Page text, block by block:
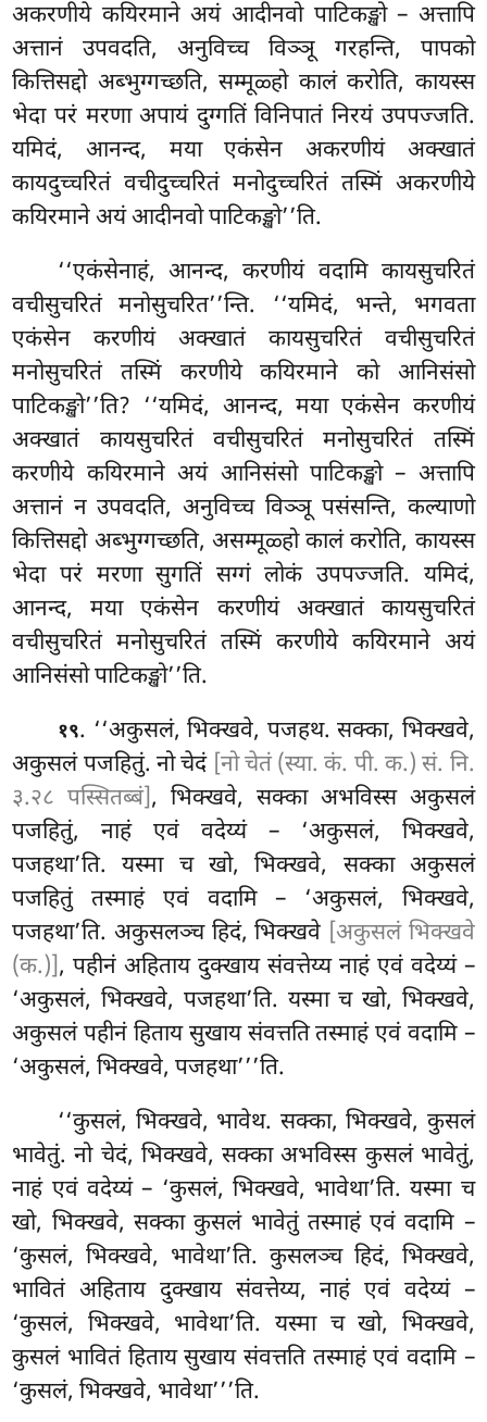
अकरणीये कयिरमाने अयं आदीनवो पाटिकङ्खो – अत्तापि
अत्तानं उपवदति, अनुविच्च विञ्ञू गरहन्ति, पापको
कित्तिसद्दो अब्भुग्गच्छति, सम्मूळ्हो कालं करोति, कायस्स
भेदा परं मरणा अपायं दुग्गतिं विनिपातं निरयं उपपज्जति.
यमिदं, आनन्द, मया एकंसेन अकरणीयं अक्खातं
कायदुच्चरितं वचीदुच्चरितं मनोदुच्चरितं तस्मिं अकरणीये
कयिरमाने अयं आदीनवो पाटिकङ्खो’’ति.
‘‘एकंसेनाहं, आनन्द, करणीयं वदामि कायसुचरितं
वचीसुचरितं मनोसुचरित’’न्ति. ‘‘यमिदं, भन्ते, भगवता
एकंसेन करणीयं अक्खातं कायसुचरितं वचीसुचरितं
मनोसुचरितं तस्मिं करणीये कयिरमाने को आनिसंसो
पाटिकङ्खो’’ति? ‘‘यमिदं, आनन्द, मया एकंसेन करणीयं
अक्खातं कायसुचरितं वचीसुचरितं मनोसुचरितं तस्मिं
करणीये कयिरमाने अयं आनिसंसो पाटिकङ्खो – अत्तापि
अत्तानं न उपवदति, अनुविच्च विञ्ञू पसंसन्ति, कल्याणो
कित्तिसद्दो अब्भुग्गच्छति, असम्मूळ्हो कालं करोति, कायस्स
भेदा परं मरणा सुगतिं सग्गं लोकं उपपज्जति. यमिदं,
आनन्द, मया एकंसेन करणीयं अक्खातं कायसुचरितं
वचीसुचरितं मनोसुचरितं तस्मिं करणीये कयिरमाने अयं
आनिसंसो पाटिकङ्खो’’ति.
१९. ‘‘अकुसलं, भिक्खवे, पजहथ. सक्का, भिक्खवे,
अकुसलं पजहितुं. नो चेदं [नो चेतं (स्या. कं. पी. क.) सं. नि.
३.२८ पस्सितब्बं], भिक्खवे, सक्का अभविस्स अकुसलं
पजहितुं, नाहं एवं वदेय्यं – ‘अकुसलं, भिक्खवे,
पजहथा’ति. यस्मा च खो, भिक्खवे, सक्का अकुसलं
पजहितुं तस्माहं एवं वदामि – ‘अकुसलं, भिक्खवे,
पजहथा’ति. अकुसलञ्च हिदं, भिक्खवे [अकुसलं भिक्खवे
(क.)], पहीनं अहिताय दुक्खाय संवत्तेय्य नाहं एवं वदेय्यं –
‘अकुसलं, भिक्खवे, पजहथा’ति. यस्मा च खो, भिक्खवे,
अकुसलं पहीनं हिताय सुखाय संवत्तति तस्माहं एवं वदामि –
‘अकुसलं, भिक्खवे, पजहथा’’’ति.
‘‘कुसलं, भिक्खवे, भावेथ. सक्का, भिक्खवे, कुसलं
भावेतुं. नो चेदं, भिक्खवे, सक्का अभविस्स कुसलं भावेतुं,
नाहं एवं वदेय्यं – ‘कुसलं, भिक्खवे, भावेथा’ति. यस्मा च
खो, भिक्खवे, सक्का कुसलं भावेतुं तस्माहं एवं वदामि –
‘कुसलं, भिक्खवे, भावेथा’ति. कुसलञ्च हिदं, भिक्खवे,
भावितं अहिताय दुक्खाय संवत्तेय्य, नाहं एवं वदेय्यं –
‘कुसलं, भिक्खवे, भावेथा’ति. यस्मा च खो, भिक्खवे,
कुसलं भावितं हिताय सुखाय संवत्तति तस्माहं एवं वदामि –
‘कुसलं, भिक्खवे, भावेथा’’’ति.